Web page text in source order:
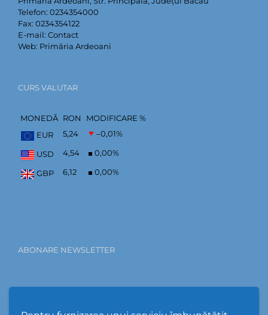
Telefon: 0234354000
Fax: 0234354122
E-mail: Contact
Web: Primăria Ardeoani
CURS VALUTAR
MONEDĂ RON
MODIFICARE %
EUR
5,24 –0,01%
USD 4,54 0,00%
GBP 6,12 0,00%
ABONARE NEWSLETTER